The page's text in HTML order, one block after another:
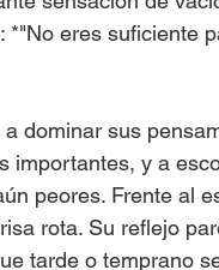
*"No eres suficiente
dominar sus
importantes, y a
peores. Frente al
rota. Su reflejo
tarde o temprano